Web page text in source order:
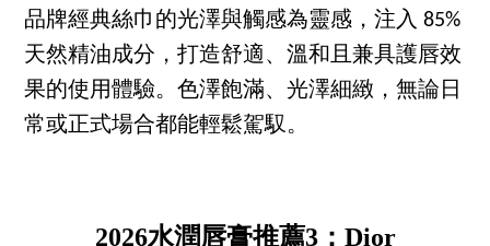
品牌經典絲巾的光澤與觸感為靈感，注入 85%
天然精油成分，打造舒適、溫和且兼具護唇效
果的使用體驗。色澤飽滿、光澤細緻，無論日
常或正式場合都能輕鬆駕馭。
2026水潤唇膏推薦3：Dior